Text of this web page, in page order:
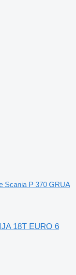
Scania P 370 GRUA
18T EURO 6